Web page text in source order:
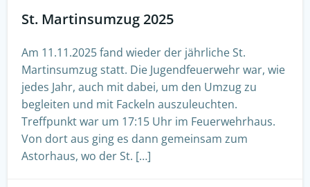
St. Martinsumzug 2025
Am 11.11.2025 fand wieder der jährliche St.
Martinsumzug statt. Die Jugendfeuerwehr war, wie
jedes Jahr, auch mit dabei, um den Umzug zu
begleiten und mit Fackeln auszuleuchten.
Treffpunkt war um 17:15 Uhr im Feuerwehrhaus.
Von dort aus ging es dann gemeinsam zum
Astorhaus, wo der St. […]